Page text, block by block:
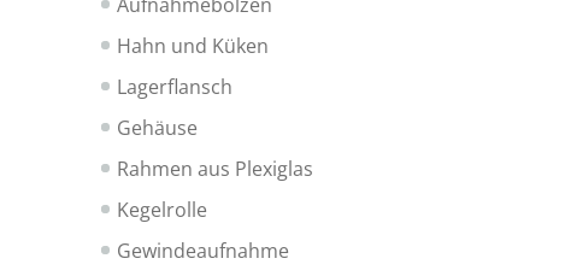
Hahn und Küken
Lagerflansch
Gehäuse
Rahmen aus Plexiglas
Kegelrolle
Gewindeaufnahme